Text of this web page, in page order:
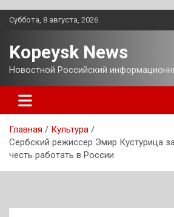
Перейти
Суббота, 8 августа, 2026
Kopeysk News
Новостной Российский
Главная
Культура
Сербский режиссер Эмир Кустурица
честь работать в России